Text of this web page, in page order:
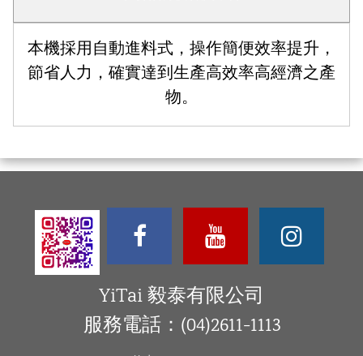
本機採用自動進料式，操作簡便效率提升，
節省人力，確實達到生產高效率高經濟之產
物。
YiTai 毅泰有限公司
服務電話：(04)2611-1113